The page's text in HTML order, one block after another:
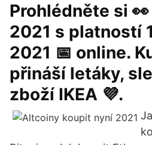
Prohlédněte si
2021 s platností
2021 📅 online.
přináší letáky,
zboží IKEA 💜.